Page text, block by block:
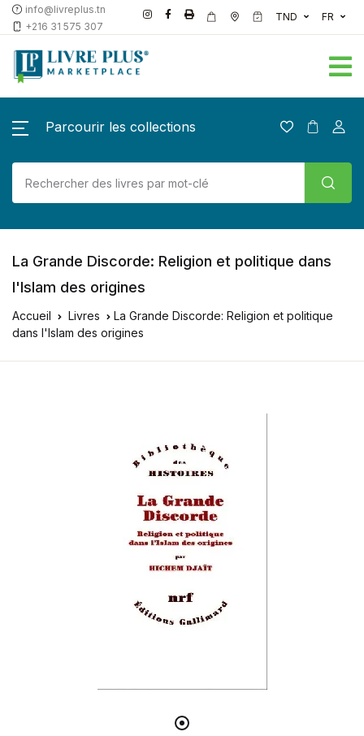
info@livreplus.tn
+216 31 575 307
TND FR
Parcourir les collections
La Grande Discorde: Religion et politique dans
l'Islam des origines
Accueil Livres
La Grande Discorde: Religion et politique
dans l'Islam des origines